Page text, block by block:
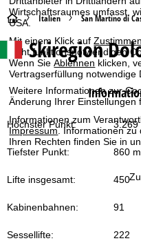
Wirtschaftsraumes umfasst,
USA.
Mit einem Klick aufZustimmen
nicht funktionsnotwendigen
Wenn SieAblehnen klicken,
Vertragserfüllung notwendige
Weitere Informationen zur
Änderung Ihrer
Informationen zum
Impressum. Informationen zu
Ihren Rechten finden Sie in
S
t
a
r
t
s
Italien San Martino di
Skiregion
Höchster Punkt: 3.269
Tiefster Punkt: 860 m
Lifte insgesamt: 450
Kabinenbahnen: 91
Sessellifte: 222